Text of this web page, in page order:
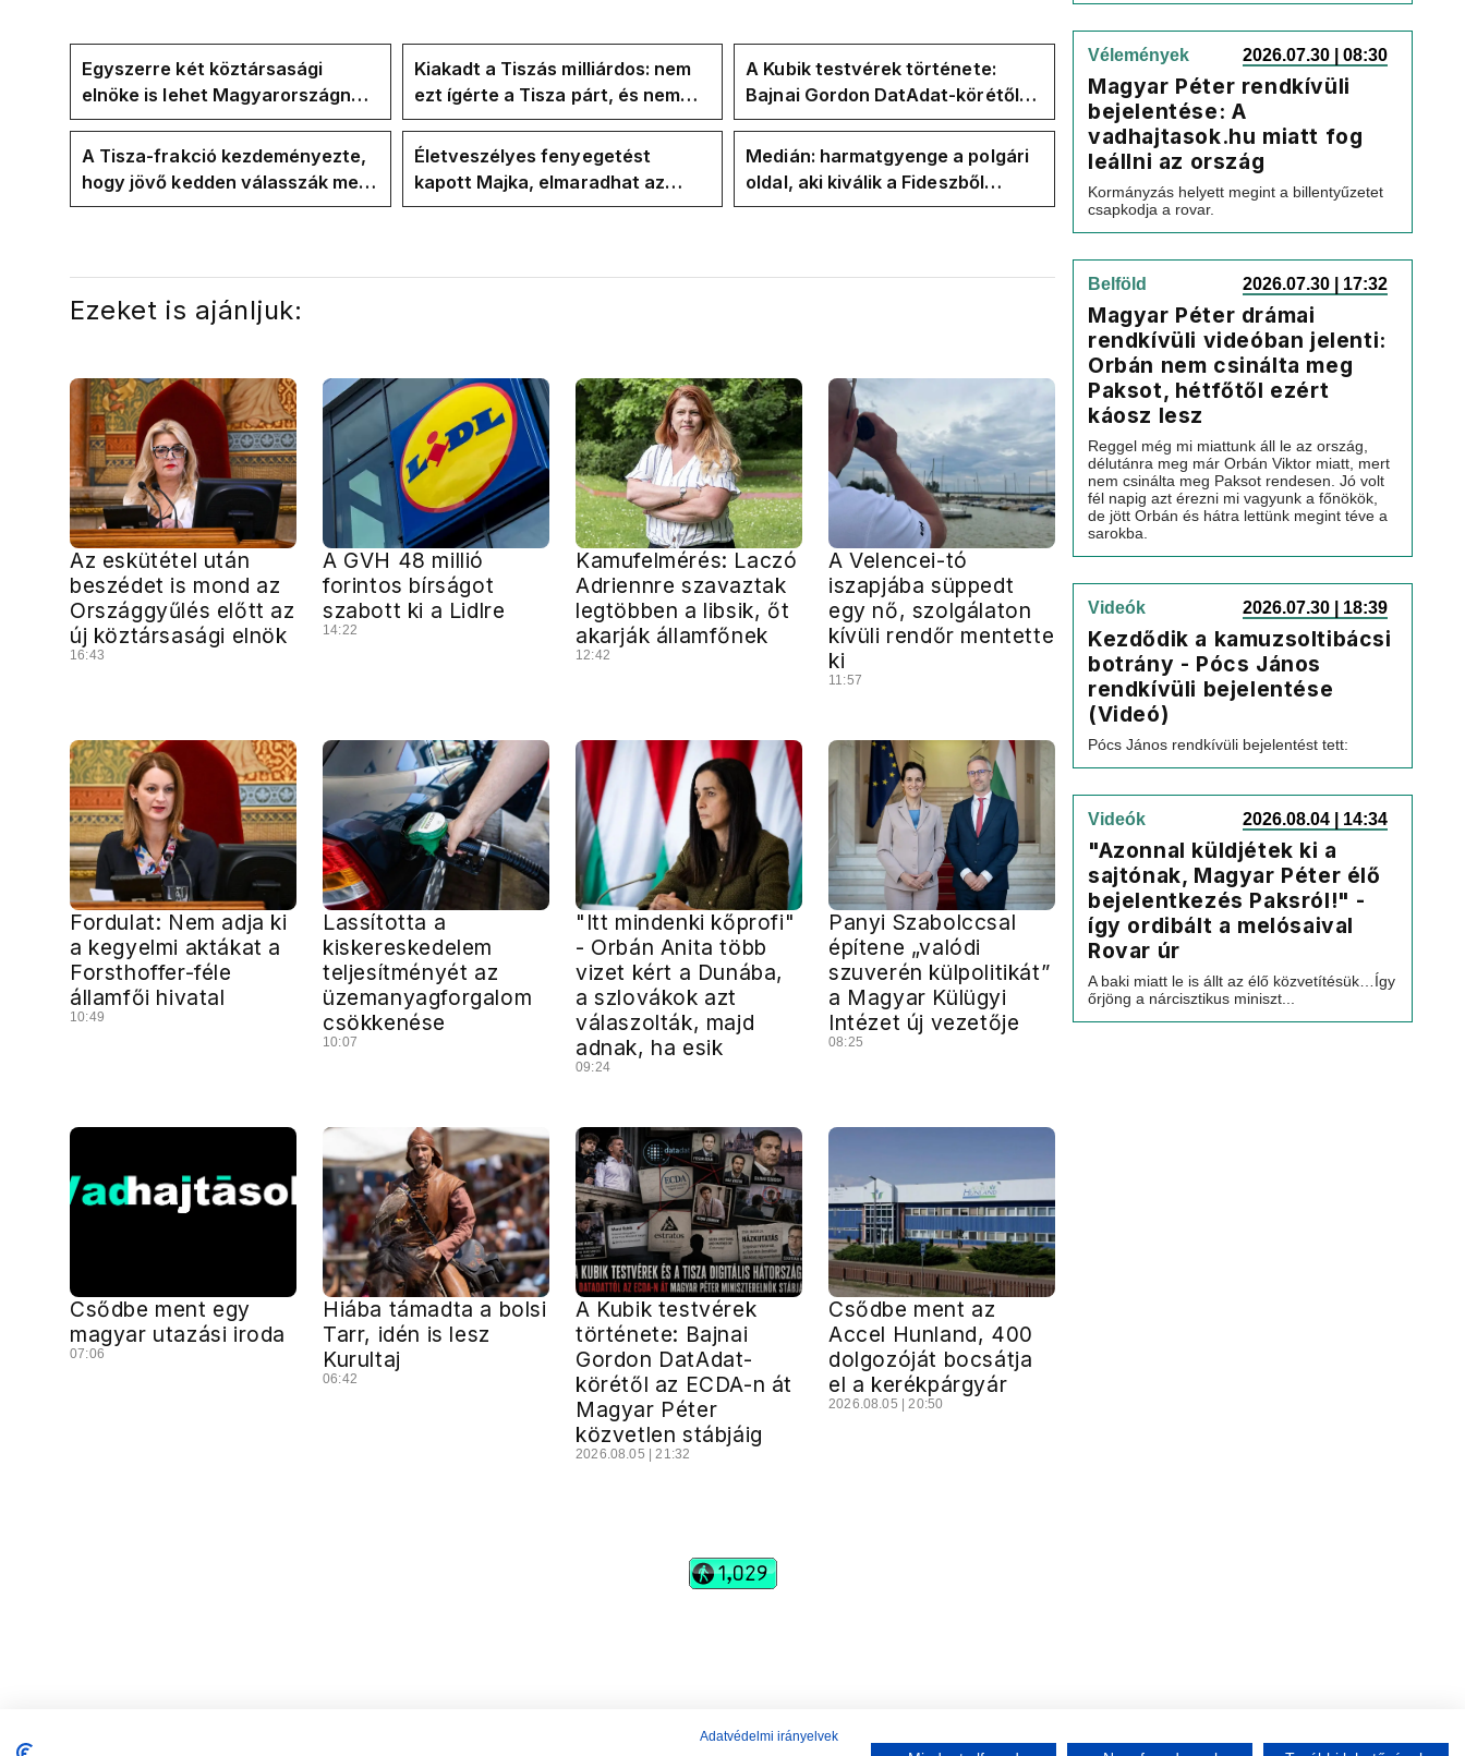
Egyszerre két köztársasági
elnöke is lehet Magyarországnak
jövő hétre
Kiakadt a Tiszás milliárdos: nem
ezt ígérte a Tisza párt, és nem
ezt ígérte Magyar Péter a
kampányban
A Kubik testvérek története:
Bajnai Gordon DatAdat-körétől
az ECDA-n át Magyar Péter
közvetlen stábjáig
A Tisza-frakció kezdeményezte,
hogy jövő kedden válasszák meg
az új köztársasági elnököt
Életveszélyes fenyegetést
kapott Majka, elmaradhat az
erdélyi koncertje
Medián: harmatgyenge a polgári
oldal, aki kiválik a Fideszből
elbúcsúzhat 2030-ban
Ezeket is ajánljuk:
Az eskütétel után
beszédet is mond az
Országgyűlés előtt az
új köztársasági elnök
16:43
A GVH 48 millió
forintos bírságot
szabott ki a Lidlre
14:22
Kamufelmérés: Laczó
Adriennre szavaztak
legtöbben a libsik, őt
akarják államfőnek
12:42
A Velencei-tó
iszapjába süppedt
egy nő, szolgálaton
kívüli rendőr mentette
ki
11:57
Fordulat: Nem adja ki
a kegyelmi aktákat a
Forsthoffer-féle
államfői hivatal
10:49
Lassította a
kiskereskedelem
teljesítményét az
üzemanyagforgalom
csökkenése
10:07
"Itt mindenki kőprofi"
- Orbán Anita több
vizet kért a Dunába,
a szlovákok azt
válaszolták, majd
adnak, ha esik
09:24
Panyi Szabolccsal
építene „valódi
szuverén külpolitikát”
a Magyar Külügyi
Intézet új vezetője
08:25
Csődbe ment egy
magyar utazási iroda
07:06
Hiába támadta a bolsi
Tarr, idén is lesz
Kurultaj
06:42
A Kubik testvérek
története: Bajnai
Gordon DatAdat-
körétől az ECDA-n át
Magyar Péter
közvetlen stábjáig
2026.08.05 | 21:32
Csődbe ment az
Accel Hunland, 400
dolgozóját bocsátja
el a kerékpárgyár
2026.08.05 | 20:50
Vélemények 2026.07.30 | 08:30
Magyar Péter rendkívüli
bejelentése: A
vadhajtasok.hu miatt fog
leállni az ország
Kormányzás helyett megint a billentyűzetet
csapkodja a rovar.
Belföld 2026.07.30 | 17:32
Magyar Péter drámai
rendkívüli videóban jelenti:
Orbán nem csinálta meg
Paksot, hétfőtől ezért
káosz lesz
Reggel még mi miattunk áll le az ország,
délutánra meg már Orbán Viktor miatt, mert
nem csinálta meg Paksot rendesen. Jó volt
fél napig azt érezni mi vagyunk a főnökök,
de jött Orbán és hátra lettünk megint téve a
sarokba.
Videók 2026.07.30 | 18:39
Kezdődik a kamuzsoltibácsi
botrány - Pócs János
rendkívüli bejelentése
(Videó)
Pócs János rendkívüli bejelentést tett:
Videók 2026.08.04 | 14:34
"Azonnal küldjétek ki a
sajtónak, Magyar Péter élő
bejelentkezés Paksról!" -
így ordibált a melósaival
Rovar úr
A baki miatt le is állt az élő közvetítésük…Így
őrjöng a nárcisztikus miniszt...
ImpresszumSzerzői jogok
Adatvédelmi irányelvek